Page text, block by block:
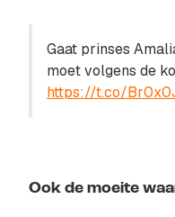
Gaat prinses
moet volgens de
https://t.co/
Ook de moeite